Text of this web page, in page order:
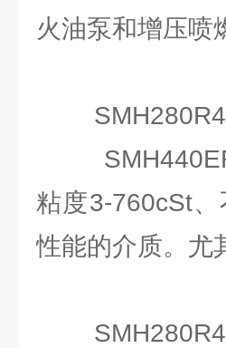
火油泵和增压喷
粘度3-760cSt
性能的介质。尤